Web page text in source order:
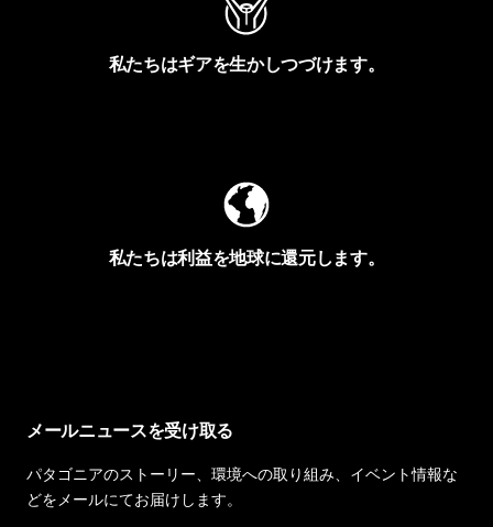
私たちはギアを生かしつづけます。
私たちは利益を地球に還元します。
メールニュースを受け取る
パタゴニアのストーリー、環境への取り組み、イベント情報な
どをメールにてお届けします。